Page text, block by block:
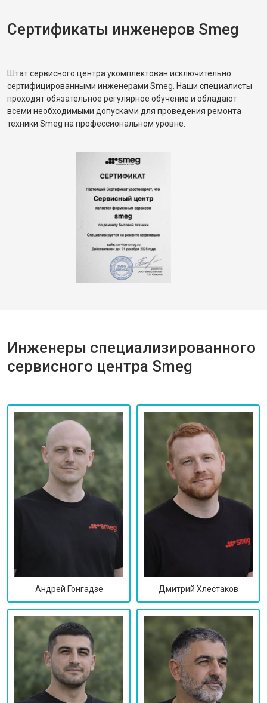
Сертификаты инженеров Smeg
Штат сервисного центра укомплектован исключительно
сертифицированными инженерами Smeg. Наши специалисты
проходят обязательное регулярное обучение и обладают
всеми необходимыми допусками для проведения ремонта
техники Smeg на профессиональном уровне.
Инженеры специализированного
сервисного центра Smeg
Андрей Гонгадзе Дмитрий Хлестаков